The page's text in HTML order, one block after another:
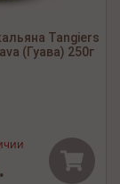
Tangiers
(Гуава) 250г